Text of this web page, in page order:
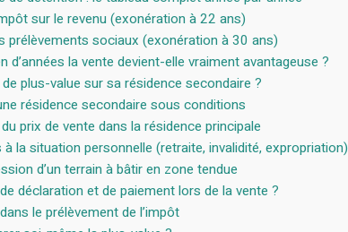
sur le revenu (exonération à 22 ans)
prélèvements sociaux (exonération à 30 ans)
d’années la vente devient-elle vraiment avantageuse ?
plus-value sur sa résidence secondaire ?
résidence secondaire sous conditions
prix de vente dans la résidence principale
la situation personnelle (retraite, invalidité, expropriation)
d’un terrain à bâtir en zone tendue
déclaration et de paiement lors de la vente ?
le prélèvement de l’impôt